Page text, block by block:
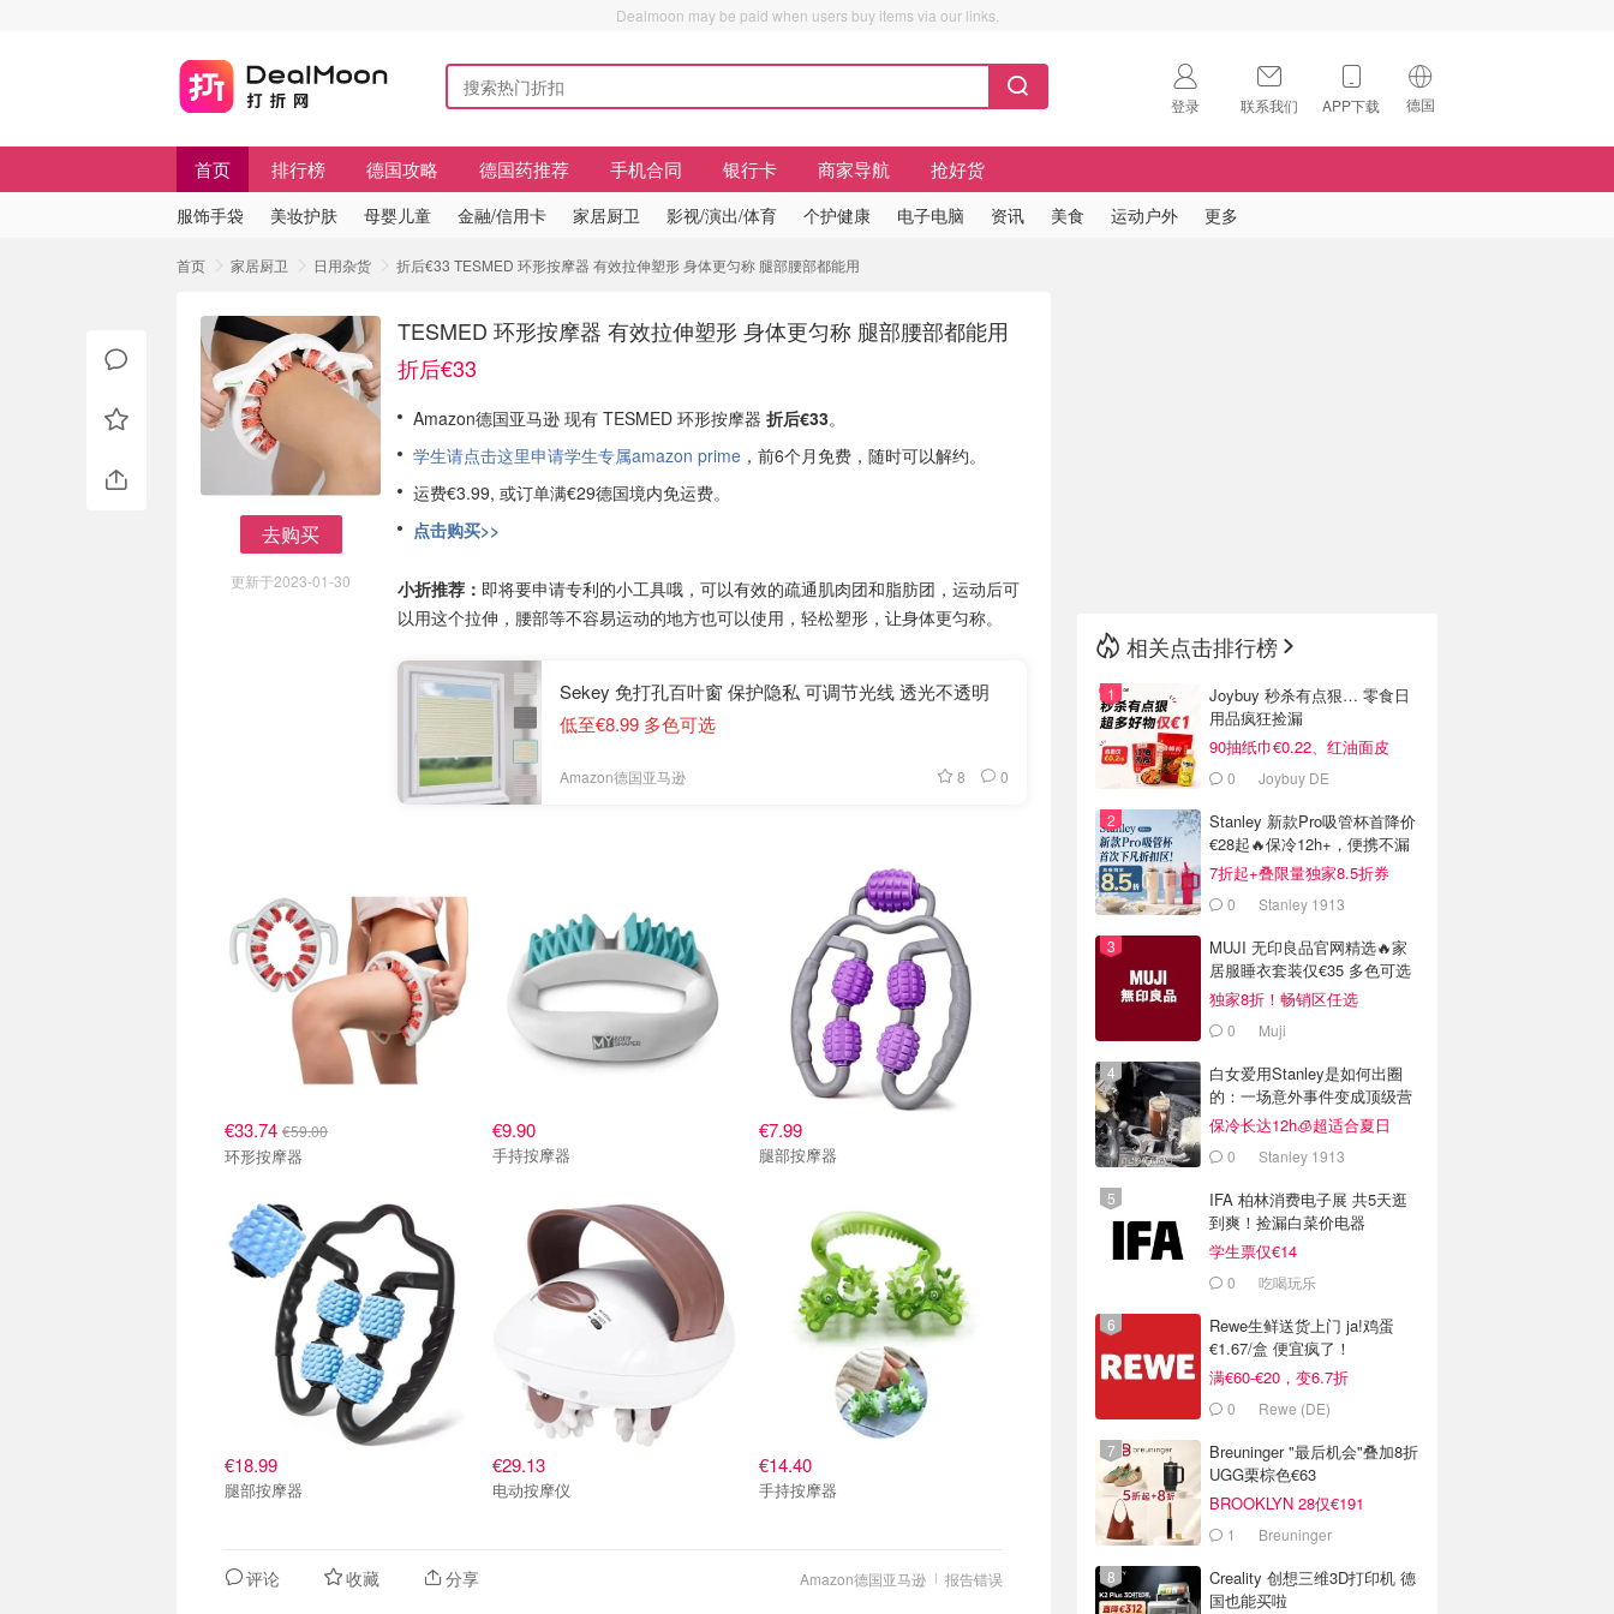
Dealmoon may be paid when users buy items via our links.
登录 联系我们 APP下载 德国
🇺🇸
首页 排行榜 德国攻略 德国药推荐 手机合同 银行卡 商家导航 抢好货
服饰手袋 美妆护肤 母婴儿童 金融/信用卡 家居厨卫 影视/演出/体育 个护健康 电子电脑 资讯 美食 运动户外 更多
首页 家居厨卫 日用杂货 折后€33 TESMED 环形按摩器 有效拉伸塑形 身体更匀称 腿部腰部都能用
去购买
更新于2023-01-30
TESMED 环形按摩器 有效拉伸塑形 身体更匀称 腿部腰部都能用
折后€33
Amazon德国亚马逊 现有 TESMED 环形按摩器 折后€33。
学生请点击这里申请学生专属amazon prime ，前6个月免费，随时可以解约。
运费€3.99, 或订单满€29德国境内免运费。
点击购买>>
小折推荐： 即将要申请专利的小工具哦，可以有效的疏通肌肉团和脂肪团，运动后可
以用这个拉伸，腰部等不容易运动的地方也可以使用，轻松塑形，让身体更匀称。
Sekey 免打孔百叶窗 保护隐私 可调节光线 透光不透明
低至€8.99 多色可选
Amazon德国亚马逊 8 0
€33.74 €59.00
环形按摩器
€9.90
手持按摩器
€7.99
腿部按摩器
€18.99
腿部按摩器
€29.13
电动按摩仪
€14.40
手持按摩器
报告错误
Amazon德国亚马逊
评论 收藏 分享
相关点击排行榜
Joybuy 秒杀有点狠… 零食日
用品疯狂捡漏
90抽纸巾€0.22、红油面皮
€0.99
0 Joybuy DE
Stanley 新款Pro吸管杯首降价
€28起🔥保冷12h+，便携不漏
水
7折起+叠限量独家8.5折券
0 Stanley 1913
MUJI 无印良品官网精选🔥家
居服睡衣套装仅€35 多色可选
独家8折！畅销区任选
0 Muji
白女爱用Stanley是如何出圈
的：一场意外事件变成顶级营
销案例
保冷长达12h🧊超适合夏日
0 Stanley 1913
IFA 柏林消费电子展 共5天逛
到爽！捡漏白菜价电器
学生票仅€14
0 吃喝玩乐
Rewe生鲜送货上门 ja!鸡蛋
€1.67/盒 便宜疯了！
满€60-€20，变6.7折
0 Rewe (DE)
Breuninger "最后机会"叠加8折
UGG栗棕色€63
BROOKLYN 28仅€191
1 Breuninger
Creality 创想三维3D打印机 德
国也能买啦